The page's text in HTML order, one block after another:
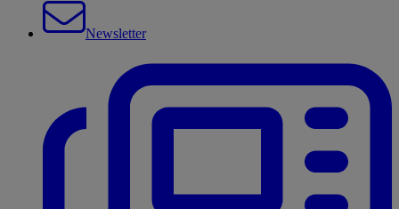
Newsletter